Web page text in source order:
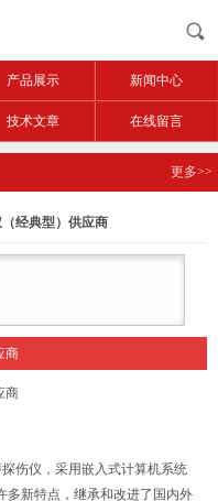
产品展示 新闻中心
技术文章 在线留言
更多>>
经典型）供应商
商
商
伤仪，采用嵌入式计算机系统
多新特点，继承和改进了国内外